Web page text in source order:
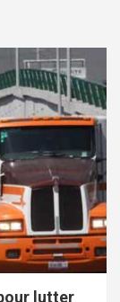
lutter